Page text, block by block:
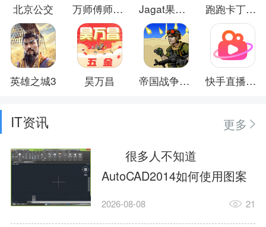
北京公交 万师傅师傅版 Jagat果汁儿 跑跑卡丁车官方竞速版
英雄之城3 昊万昌 帝国战争时代 快手直播伴侣
IT资讯
更多
很多人不知道
AutoCAD2014如何使用图案
填充?今日为你们带来的文章
2026-08-08 21